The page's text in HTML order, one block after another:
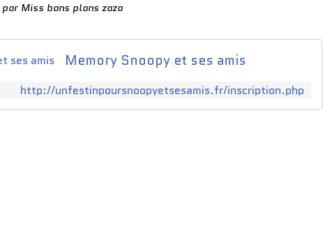
par Miss bons plans zaza
Memory Snoopy et ses amis
http://unfestinpoursnoopyetsesamis.fr/inscription.php